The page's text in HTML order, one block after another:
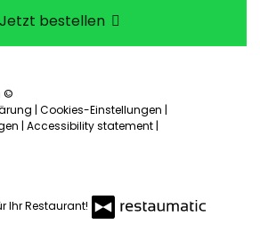
Jetzt bestellen
©
| Cookies-Einstellungen |
| Accessibility statement |
Ihr Restaurant!